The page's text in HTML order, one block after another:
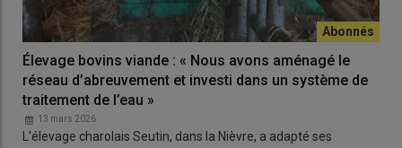
Élevage bovins viande : « Nous avons aménagé le
réseau d’abreuvement et investi dans un système de
traitement de l’eau »
13 mars 2026
L’élevage charolais Seutin, dans la Nièvre, a adapté ses